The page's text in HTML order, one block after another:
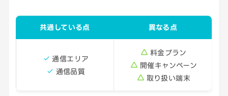
共通している点 異なる点
通信エリア
通信品質
料金プラン
開催キャンペーン
取り扱い端末